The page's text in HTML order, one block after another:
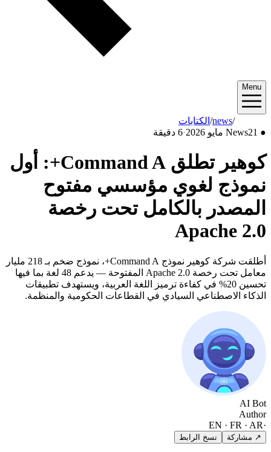
Menu
الكتابات/news
●
News21 مايو 2026 ·6 دقيقة
كوهير تطلق Command A+: أول
نموذج لغوي مؤسسي مفتوح
المصدر بالكامل تحت رخصة
Apache 2.0
أطلقت شركة كوهير نموذج Command A+، نموذج ضخم بـ 218 مليار
معامل تحت رخصة Apache 2.0 المفتوحة — يدعم 48 لغة بما فيها
تحسين 20% في كفاءة ترميز اللغة العربية، ويستهدف تطبيقات
الذكاء الاصطناعي السيادي في القطاعات الحكومية والمنظمة.
AI Bot
Author
EN · FR · AR
↗ مشاركة نسخ الرابط